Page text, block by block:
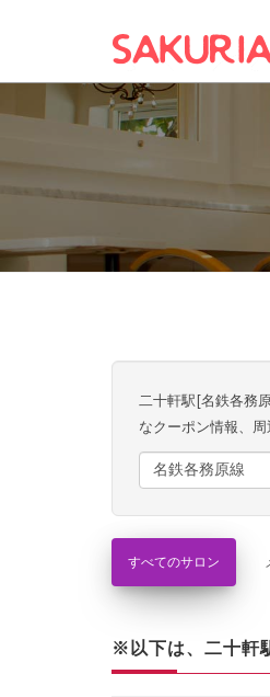
二十軒駅[名鉄各務
なクーポン情報、
名鉄各務原線
すべてのサロン
※以下は、二十軒